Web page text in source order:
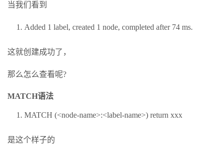
当我们看到
Added 1 label, created 1 node, completed after 74 ms.
这就创建成功了，
那么怎么查看呢?
MATCH语法
MATCH (<node-name>:<label-name>) return xxx
是这个样子的